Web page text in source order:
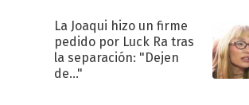
La Joaqui hizo un firme
pedido por Luck Ra tras
la separación: "Dejen
de..."